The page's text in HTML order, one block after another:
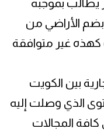
يطالب بموجبه
الأراضي من
كهذه غير متوافقة
بين الكويت
الذي وصلت إليه
كافة المجالات